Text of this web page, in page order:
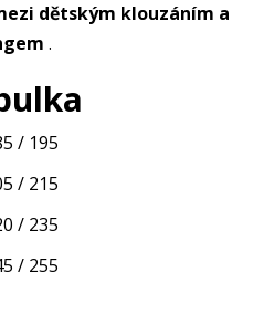
dětským klouzáním a
.
/ 195
/ 215
/ 235
/ 255